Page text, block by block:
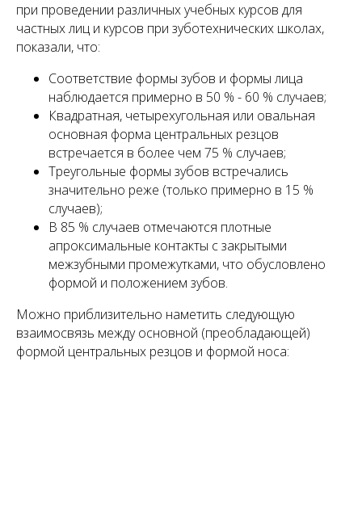
при проведении различных учебных курсов для
частных лиц и курсов при зуботехнических школах,
показали, что:
Соответствие формы зубов и формы лица
наблюдается примерно в 50 % - 60 % случаев;
Квадратная, четырехугольная или овальная
основная форма центральных резцов
встречается в более чем 75 % случаев;
Треугольные формы зубов встречались
значительно реже (только примерно в 15 %
случаев);
В 85 % случаев отмечаются плотные
апроксимальные контакты с закрытыми
межзубными промежутками, что обусловлено
формой и положением зубов.
Можно приблизительно наметить следующую
взаимосвязь между основной (преобладающей)
формой центральных резцов и формой носа: